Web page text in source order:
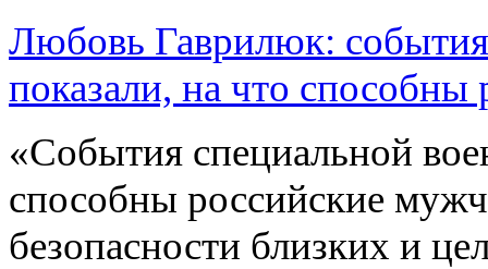
Любовь Гаврилюк:
показали, на что
«События специальной
способны российские
безопасности близких и